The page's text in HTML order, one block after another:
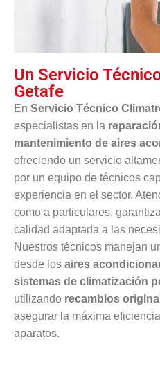
Un Servicio
Getafe
En Servicio Técnico
especialistas en la
mantenimiento de aires
ofreciendo un servicio
por un equipo de técnicos
experiencia en el sector.
como a particulares,
calidad adaptada a las
Nuestros técnicos manejan
desde los aires
sistemas de climatización
utilizando recambios
asegurar la máxima
aparatos.